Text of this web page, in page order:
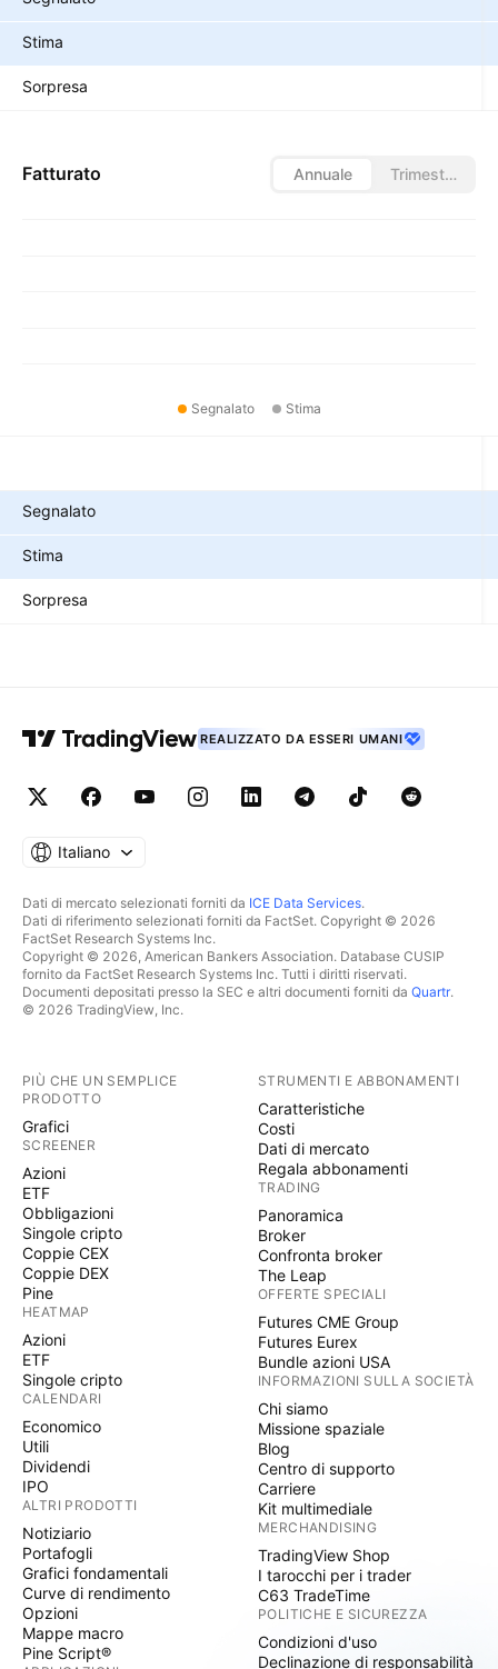
Stima
Sorpresa
Fatturato Annuale Trimestrale
Segnalato Stima
Segnalato
Stima
Sorpresa
REALIZZATO DA ESSERI UMANI
Italiano
Dati di mercato selezionati forniti da ICE Data Services.
Dati di riferimento selezionati forniti da FactSet. Copyright © 2026
FactSet Research Systems Inc.
Copyright © 2026, American Bankers Association. Database CUSIP
fornito da FactSet Research Systems Inc. Tutti i diritti riservati.
Documenti depositati presso la SEC e altri documenti forniti da Quartr.
© 2026 TradingView, Inc.
PIÙ CHE UN SEMPLICE
PRODOTTO
Grafici
SCREENER
Azioni
ETF
Obbligazioni
Singole cripto
Coppie CEX
Coppie DEX
Pine
HEATMAP
Azioni
ETF
Singole cripto
CALENDARI
Economico
Utili
Dividendi
IPO
ALTRI PRODOTTI
Notiziario
Portafogli
Grafici fondamentali
Curve di rendimento
Opzioni
Mappe macro
Pine Script®
STRUMENTI E ABBONAMENTI
Caratteristiche
Costi
Dati di mercato
Regala abbonamenti
TRADING
Panoramica
Broker
Confronta broker
The Leap
OFFERTE SPECIALI
Futures CME Group
Futures Eurex
Bundle azioni USA
INFORMAZIONI SULLA SOCIETÀ
Chi siamo
Missione spaziale
Blog
Centro di supporto
Carriere
Kit multimediale
MERCHANDISING
TradingView Shop
I tarocchi per i trader
C63 TradeTime
POLITICHE E SICUREZZA
Condizioni d'uso
Declinazione di responsabilità